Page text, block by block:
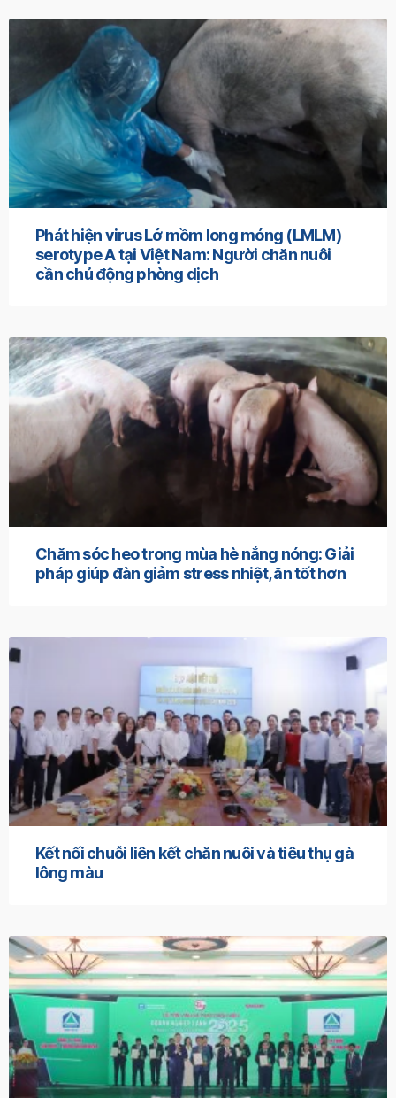
Phát hiện virus Lở mồm long móng (LMLM)
serotype A tại Việt Nam: Người chăn nuôi
cần chủ động phòng dịch
Chăm sóc heo trong mùa hè nắng nóng: Giải
pháp giúp đàn giảm stress nhiệt, ăn tốt hơn
Kết nối chuỗi liên kết chăn nuôi và tiêu thụ gà
lông màu